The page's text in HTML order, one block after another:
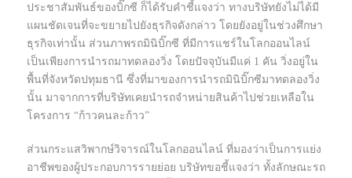
ประชาสัมพันธ์ของบิ๊กซี ก็ได้รับคำชี้แจงว่า ทางบริษัทยังไม่ได้มี
แผนชัดเจนที่จะขยายไปยังธุรกิจดังกล่าว โดยยังอยู่ในช่วงศึกษา
ธุรกิจเท่านั้น ส่วนภาพรถมินิบิ๊กซี ที่มีการแชร์ในโลกออนไลน์
เป็นเพียงการนำรถมาทดลองวิ่ง โดยปัจจุบันมีแค่ 1 คัน วิ่งอยู่ใน
พื้นที่จังหวัดปทุมธานี ซึ่งที่มาของการนำรถมินิบิ๊กซีมาทดลองวิ่ง
นั้น มาจากการที่บริษัทเคยนำรถจำหน่ายสินค้าไปช่วยเหลือใน
โครงการ “ก้าวคนละก้าว”
ส่วนกระแสวิพากษ์วิจารณ์ในโลกออนไลน์ ที่มองว่าเป็นการแย่ง
อาชีพของผู้ประกอบการรายย่อย บริษัทขอชี้แจงว่า ทั้งลักษณะรถ